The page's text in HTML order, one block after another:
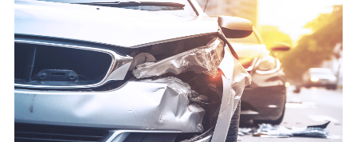
【共同して利用される利用データの項目】
当社又は株式会社NTTドコモがサービス提供等を通じて取得
した、以下の情報などの個人データ
基本情報
氏名、電話番号、メールアドレス、お客さまの識別子、
属性、連絡先、dポイントサービスのご利用に関する情
報。例として、dポイントカード番号、性別、年齢、家族